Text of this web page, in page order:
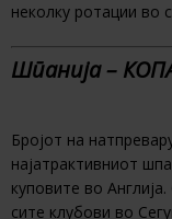
неколку ротации во
Шпанија –
Бројот на
најатрактивниот
куповите во
сите клубови во